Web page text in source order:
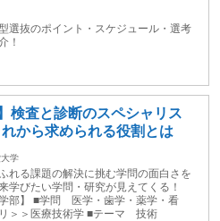
選抜のポイント・スケジュール・選考
！
検査と診断のスペシャリス
から求められる役割とは
大学
れる課題の解決に挑む学問の面白さを
学びたい学問・研究が見えてくる！
学部】 ■学問 医学・歯学・薬学・看
＞＞医療技術学 ■テーマ 技術